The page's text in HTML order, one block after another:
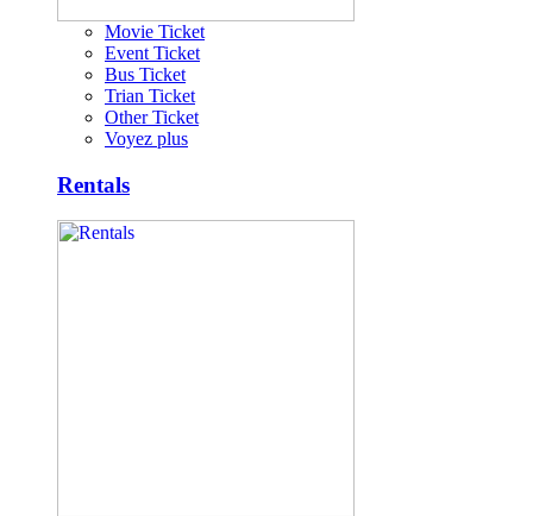
Movie Ticket
Event Ticket
Bus Ticket
Trian Ticket
Other Ticket
Voyez plus
Rentals